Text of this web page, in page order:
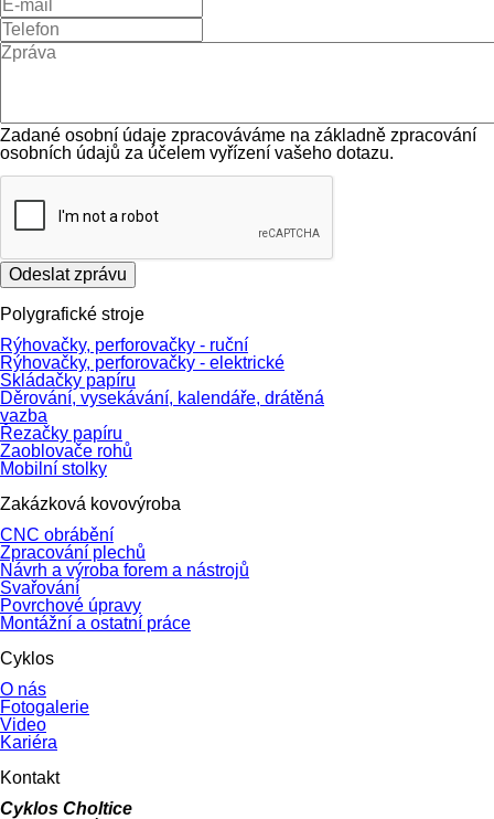
Zadané osobní údaje zpracováváme na základně zpracování
osobních údajů za účelem vyřízení vašeho dotazu.
Odeslat zprávu
Polygrafické stroje
Rýhovačky, perforovačky - ruční
Rýhovačky, perforovačky - elektrické
Skládačky papíru
Děrování, vysekávání, kalendáře, drátěná
vazba
Řezačky papíru
Zaoblovače rohů
Mobilní stolky
Zakázková kovovýroba
CNC obrábění
Zpracování plechů
Návrh a výroba forem a nástrojů
Svařování
Povrchové úpravy
Montážní a ostatní práce
Cyklos
O nás
Fotogalerie
Video
Kariéra
Kontakt
Cyklos Choltice